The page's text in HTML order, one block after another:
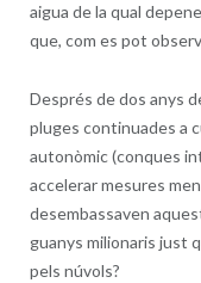
aigua de la qual
que, com es pot
Després de dos anys
pluges continuades a
autonòmic (conques
accelerar mesures
desembassaven
guanys milionaris just
pels núvols?